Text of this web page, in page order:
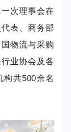
次理事会在
表、商务部
物流与采购
业协会及各
构共500余名